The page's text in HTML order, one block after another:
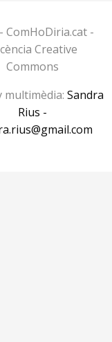
ComHoDiria.cat -
Creative
Commons
multimèdia: Sandra
Rius -